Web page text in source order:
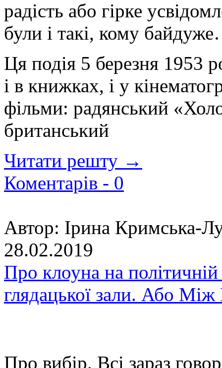
радість або гірке
були і такі, кому
Ця подія 5 березня 1953
і в книжках, і у
фільми: радянський
британський
Читати решту →
Коментарів - 0
Автор: Ірина Кримська-
28.02.2019
Про клоуна на політичній
глядацької зали. Або
Про вибір. Всі зараз